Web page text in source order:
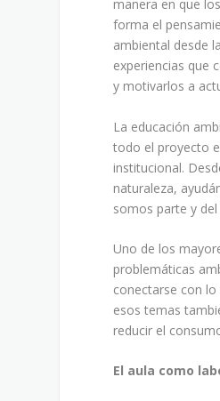
manera en que
forma el
ambiental desde
experiencias que
y motivarlos a
La educación
todo el proyecto
institucional.
naturaleza,
somos parte y
Uno de los
problemáticas
conectarse con
esos temas
reducir el
El aula como